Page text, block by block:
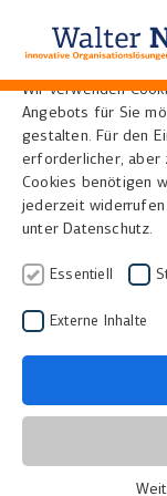
Home Referenzen
Wir verwenden
Angebots für Sie
gestalten. Für den
erforderlicher, aber
Cookies benötigen
jederzeit widerrufen
unter Datenschutz.
Essentiell
Externe Inhalte